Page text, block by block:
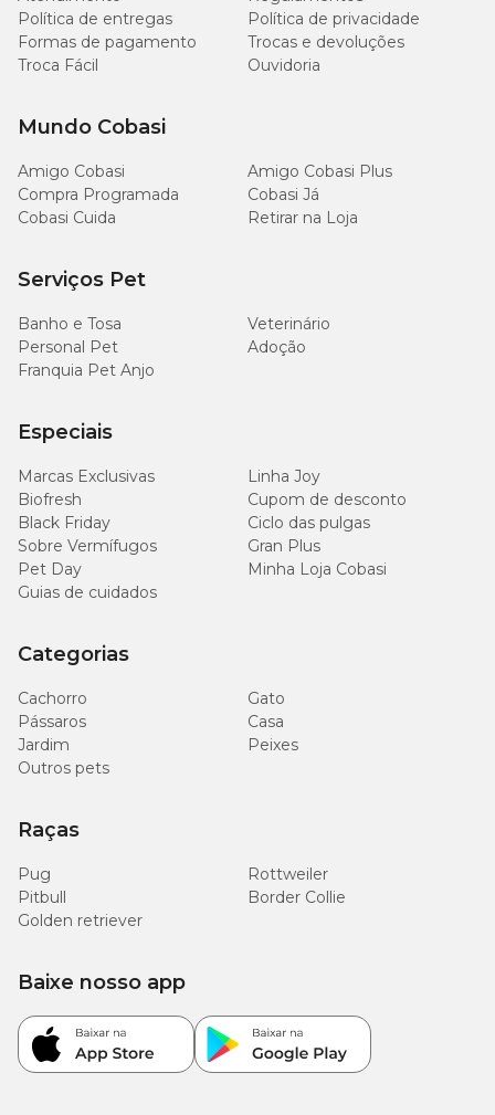
Política de entregas
Política de privacidade
Formas de pagamento
Trocas e devoluções
Troca Fácil
Ouvidoria
Mundo Cobasi
Amigo Cobasi
Amigo Cobasi Plus
Compra Programada
Cobasi Já
Cobasi Cuida
Retirar na Loja
Serviços Pet
Banho e Tosa
Veterinário
Personal Pet
Adoção
Franquia Pet Anjo
Especiais
Marcas Exclusivas
Linha Joy
Biofresh
Cupom de desconto
Black Friday
Ciclo das pulgas
Sobre Vermífugos
Gran Plus
Pet Day
Minha Loja Cobasi
Guias de cuidados
Categorias
Cachorro
Gato
Pássaros
Casa
Jardim
Peixes
Outros pets
Raças
Pug
Rottweiler
Pitbull
Border Collie
Golden retriever
Baixe nosso app